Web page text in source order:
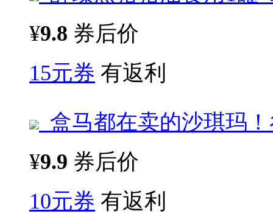
¥9.8 券后价
15元券 有返利
盒马都在卖的沙琪玛
¥9.9 券后价
10元券 有返利